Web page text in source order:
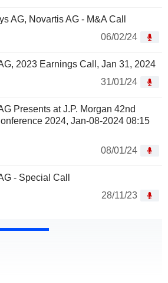
AG, Novartis AG - M&A Call
06/02/24
2023 Earnings Call, Jan 31, 2024
31/01/24
Presents at J.P. Morgan 42nd
2024, Jan-08-2024 08:15
08/01/24
- Special Call
28/11/23